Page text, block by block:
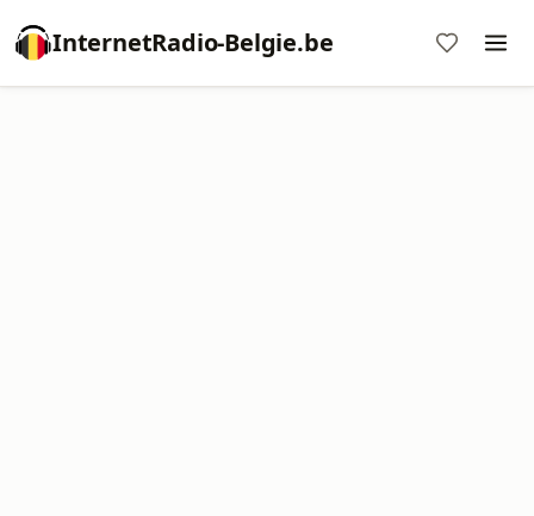
InternetRadio-Belgie.be